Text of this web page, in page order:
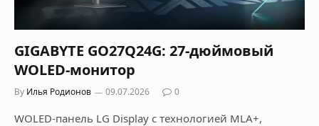
GIGABYTE GO27Q24G: 27-дюймовый
WOLED-монитор
By Илья Родионов 09.07.2026 0
WOLED-панель LG Display с технологией MLA+,